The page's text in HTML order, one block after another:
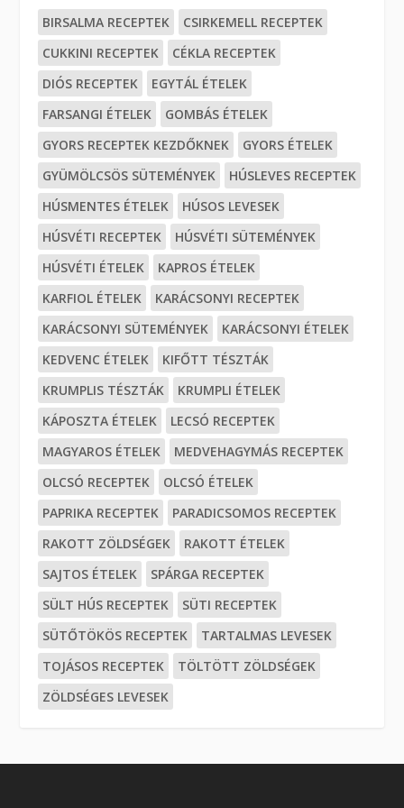
BIRSALMA RECEPTEK
CSIRKEMELL RECEPTEK
CUKKINI RECEPTEK
CÉKLA RECEPTEK
DIÓS RECEPTEK
EGYTÁL ÉTELEK
FARSANGI ÉTELEK
GOMBÁS ÉTELEK
GYORS RECEPTEK KEZDŐKNEK
GYORS ÉTELEK
GYÜMÖLCSÖS SÜTEMÉNYEK
HÚSLEVES RECEPTEK
HÚSMENTES ÉTELEK
HÚSOS LEVESEK
HÚSVÉTI RECEPTEK
HÚSVÉTI SÜTEMÉNYEK
HÚSVÉTI ÉTELEK
KAPROS ÉTELEK
KARFIOL ÉTELEK
KARÁCSONYI RECEPTEK
KARÁCSONYI SÜTEMÉNYEK
KARÁCSONYI ÉTELEK
KEDVENC ÉTELEK
KIFŐTT TÉSZTÁK
KRUMPLIS TÉSZTÁK
KRUMPLI ÉTELEK
KÁPOSZTA ÉTELEK
LECSÓ RECEPTEK
MAGYAROS ÉTELEK
MEDVEHAGYMÁS RECEPTEK
OLCSÓ RECEPTEK
OLCSÓ ÉTELEK
PAPRIKA RECEPTEK
PARADICSOMOS RECEPTEK
RAKOTT ZÖLDSÉGEK
RAKOTT ÉTELEK
SAJTOS ÉTELEK
SPÁRGA RECEPTEK
SÜLT HÚS RECEPTEK
SÜTI RECEPTEK
SÜTŐTÖKÖS RECEPTEK
TARTALMAS LEVESEK
TOJÁSOS RECEPTEK
TÖLTÖTT ZÖLDSÉGEK
ZÖLDSÉGES LEVESEK